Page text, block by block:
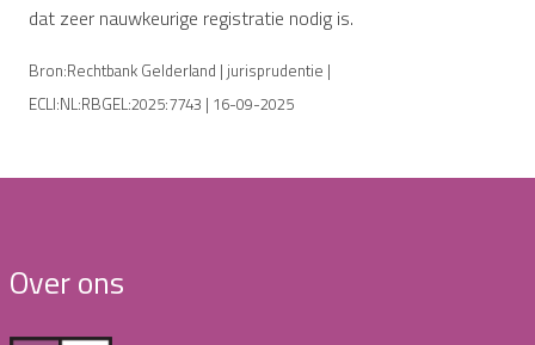
dat zeer nauwkeurige registratie nodig is.
Bron:Rechtbank Gelderland | jurisprudentie |
ECLI:NL:RBGEL:2025:7743 | 16-09-2025
Over ons